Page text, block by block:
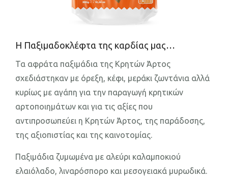
Η Παξιμαδοκλέφτα της καρδίας μας…
Τα αφράτα παξιμάδια της Κρητών Άρτος
σχεδιάστηκαν με όρεξη, κέφι, μεράκι ζωντάνια αλλά
κυρίως με αγάπη για την παραγωγή κρητικών
αρτοποιημάτων και για τις αξίες που
αντιπροσωπεύει η Κρητών Άρτος, της παράδοσης,
της αξιοπιστίας και της καινοτομίας.
Παξιμάδια ζυμωμένα με αλεύρι καλαμποκιού
ελαιόλαδο, λιναρόσπορο και μεσογειακά μυρωδικά.